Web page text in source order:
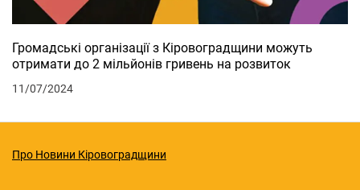
Громадські організації з Кіровоградщини можуть
отримати до 2 мільйонів гривень на розвиток
11/07/2024
Про Новини Кіровоградщини